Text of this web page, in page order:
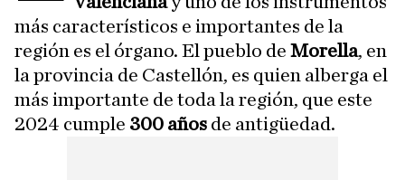
más característicos e importantes de la
región es el órgano. El pueblo de Morella, en
la provincia de Castellón, es quien alberga el
más importante de toda la región, que este
2024 cumple 300 años de antigüedad.